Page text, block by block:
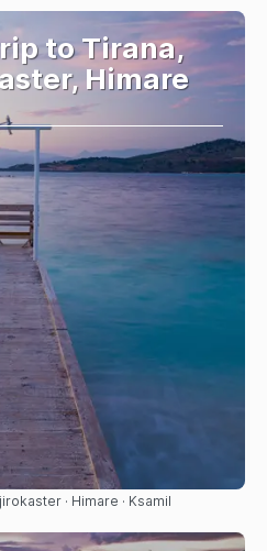
to Tirana,
Himare
mais
· Himare · Ksamil